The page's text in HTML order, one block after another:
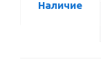
Наличие